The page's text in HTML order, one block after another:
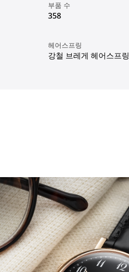
부품 수
358
헤어스프링
강철 브레게 헤어스프링